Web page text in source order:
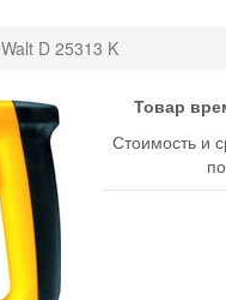
D 25313 K
Товар
Стоимость и